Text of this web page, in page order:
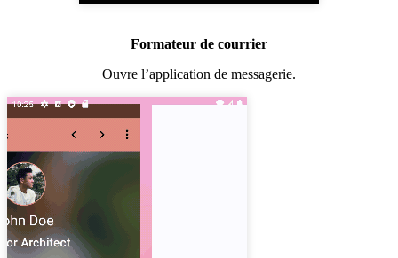
Formateur de courrier
Ouvre l’application de messagerie.